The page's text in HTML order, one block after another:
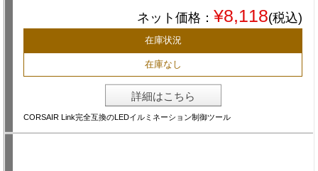
ネット価格： ¥8,118(税込)
在庫状況
在庫なし
詳細はこちら
CORSAIR Link完全互換のLEDイルミネーション制御ツール